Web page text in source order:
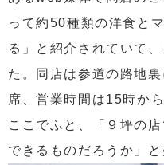
って約50種類の洋食と
る」と紹介されていて
た。同店は参道の路地
席、営業時間は15時から
ここでふと、「９坪の
できるものだろうか」と